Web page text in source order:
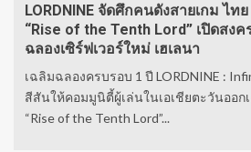
LORDNINE จัดศึกคนดังสายเกม ไ
“Rise of the Tenth Lord” เปิดสง
ฉลองเซิร์ฟเวอร์ใหม่ เฮเลนา
เฉลิมฉลองครบรอบ 1 ปี LORDNINE :
สีสันให้คอมมูนิตี้ผู้เล่นในเอเชียตะวันออก
“Rise of the Tenth Lord”...